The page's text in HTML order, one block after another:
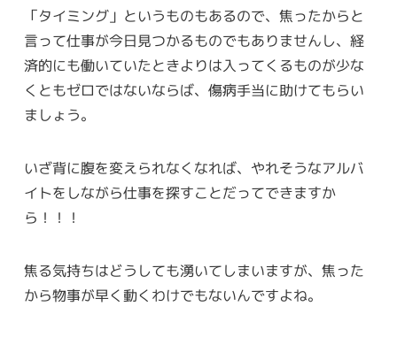
「タイミング」というものもあるので、焦ったからと
言って仕事が今日見つかるものでもありませんし、経
済的にも働いていたときよりは入ってくるものが少な
くともゼロではないならば、傷病手当に助けてもらい
ましょう。
いざ背に腹を変えられなくなれば、やれそうなアルバ
イトをしながら仕事を探すことだってできますか
ら！！！
焦る気持ちはどうしても湧いてしまいますが、焦った
から物事が早く動くわけでもないんですよね。